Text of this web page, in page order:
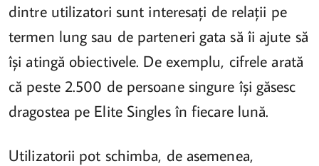
dintre utilizatori sunt interesați de relații pe
termen lung sau de parteneri gata să îi ajute să
își atingă obiectivele. De exemplu, cifrele arată
că peste 2.500 de persoane singure își găsesc
dragostea pe Elite Singles în fiecare lună.
Utilizatorii pot schimba, de asemenea,